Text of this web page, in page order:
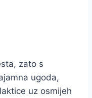
zato s
ugoda,
uz osmijeh